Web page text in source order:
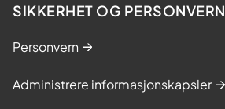
SIKKERHET OG PERSONVERN
Personvern
Administrere informasjonskapsler